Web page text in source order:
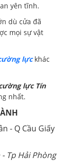
yên tĩnh.
dù cửa đã
mọi sự vật
lựckhác
lực Tín
nhất.
- Q Cầu Giấy
- Tp Hải Phòng